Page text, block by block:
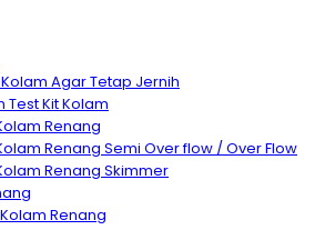
Agar Tetap Jernih
Kit Kolam
Renang
Renang Semi Over flow / Over Flow
Renang Skimmer
Renang